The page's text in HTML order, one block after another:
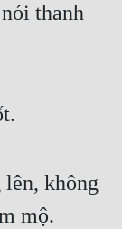
thanh
không
mộ.